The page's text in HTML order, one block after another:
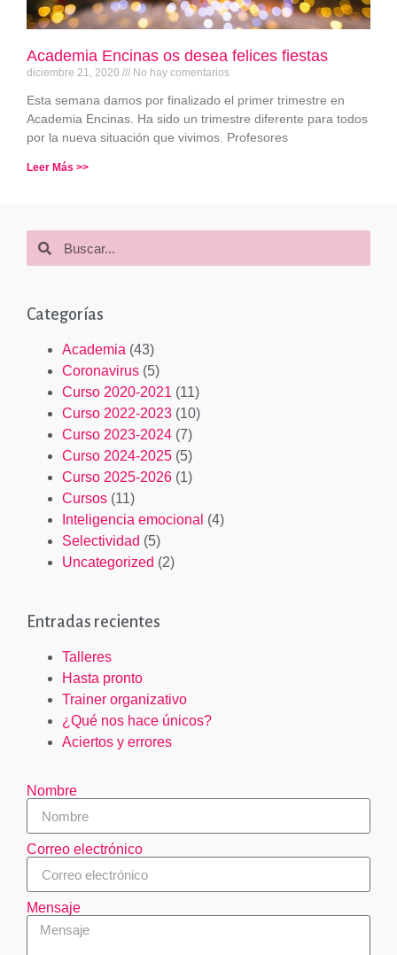
Academia Encinas os desea felices fiestas
diciembre 21, 2020 No hay comentarios
Esta semana damos por finalizado el primer trimestre en
Academia Encinas. Ha sido un trimestre diferente para todos
por la nueva situación que vivimos. Profesores
Leer Más >>
Categorías
Academia (43)
Coronavirus (5)
Curso 2020-2021 (11)
Curso 2022-2023 (10)
Curso 2023-2024 (7)
Curso 2024-2025 (5)
Curso 2025-2026 (1)
Cursos (11)
Inteligencia emocional (4)
Selectividad (5)
Uncategorized (2)
Entradas recientes
Talleres
Hasta pronto
Trainer organizativo
¿Qué nos hace únicos?
Aciertos y errores
Nombre
Correo electrónico
Mensaje